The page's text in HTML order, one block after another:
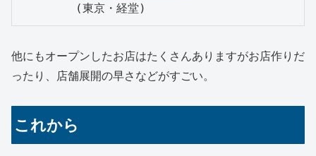
(東京・経堂)
他にもオープンしたお店はたくさんありますがお店作りだ
ったり、店舗展開の早さなどがすごい。
これから